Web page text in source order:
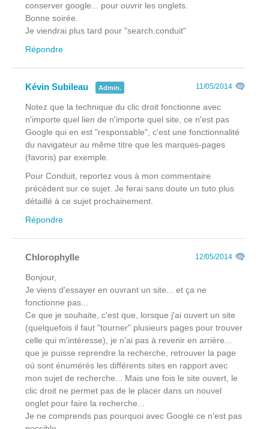
conserver google... pour ouvrir les onglets.
Bonne soirée.
Je viendrai plus tard pour "search.conduit"
Répondre
Kévin Subileau Admin. 11/05/2014
Notez que la technique du clic droit fonctionne avec
n'importe quel lien de n'importe quel site, ce n'est pas
Google qui en est "responsable", c'est une fonctionnalité
du navigateur au même titre que les marques-pages
(favoris) par exemple.
Pour Conduit, reportez vous à mon commentaire
précédent sur ce sujet. Je ferai sans doute un tuto plus
détaillé à ce sujet prochainement.
Répondre
Chlorophylle 12/05/2014
Bonjour,
Je viens d'essayer en ouvrant un site... et ça ne
fonctionne pas...
Ce que je souhaite, c'est que, lorsque j'ai ouvert un site
(quelquefois il faut "tourner" plusieurs pages pour trouver
celle qui m'intéresse), je n'ai pas à revenir en arrière...
que je puisse reprendre la recherche, retrouver la page
où sont énumérés les différents sites en rapport avec
mon sujet de recherche... Mais une fois le site ouvert, le
clic droit ne permet pas de le placer dans un nouvel
onglet pour faire la recherche...
Je ne comprends pas pourquoi avec Google ce n'est pas